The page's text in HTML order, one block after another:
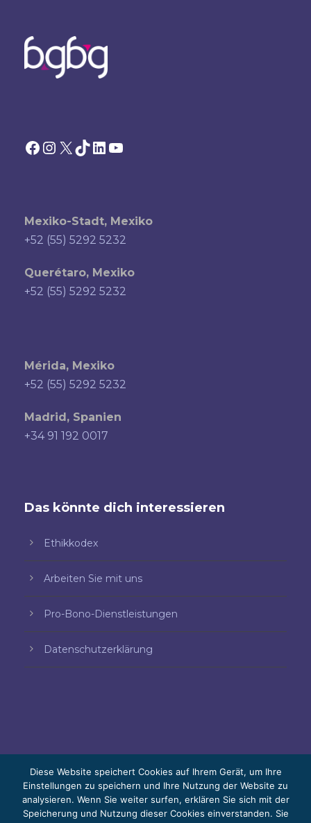
Facebook Instagram X TikTok LinkedIn YouTube
Mexiko-Stadt, Mexiko
+52 (55) 5292 5232
Querétaro, Mexiko
+52 (55) 5292 5232
Mérida, Mexiko
+52 (55) 5292 5232
Madrid, Spanien
+34 91 192 0017
Das könnte dich interessieren
Ethikkodex
Arbeiten Sie mit uns
Pro-Bono-Dienstleistungen
Datenschutzerklärung
© 2026 Bello, Gallardo, Bonequi y García,
S.C.
Diese Website speichert Cookies auf Ihrem Gerät, um Ihre
Einstellungen zu speichern und Ihre Nutzung der Website zu
analysieren. Wenn Sie weiter surfen, erklären Sie sich mit der
Speicherung und Nutzung dieser Cookies einverstanden. Sie